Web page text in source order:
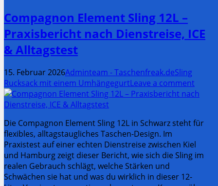
Compagnon Element Sling 12L –
Praxisbericht nach Dienstreise, ICE
& Alltagstest
15. Februar 2026Adminteam - Taschenfreak.deSling
Rucksack mit einem UmhängegurtLeave a comment
Die Compagnon Element Sling 12L in Schwarz steht für
flexibles, alltagstaugliches Taschen-Design. Im
Praxistest auf einer echten Dienstreise zwischen Kiel
und Hamburg zeigt dieser Bericht, wie sich die Sling im
realen Gebrauch schlägt, welche Stärken und
Schwächen sie hat und was du wirklich in dieser 12-